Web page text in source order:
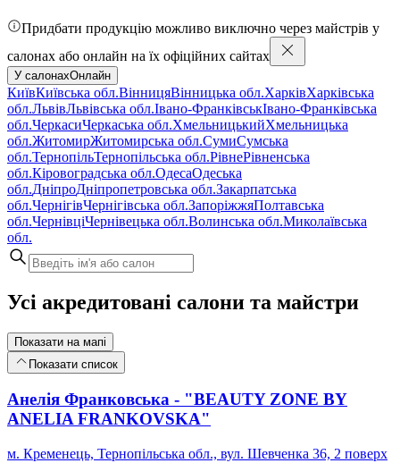
Придбати продукцію можливо виключно через майстрів у
салонах або онлайн на їх офіційних сайтах
У салонахОнлайн
КиївКиївська обл.ВінницяВінницька обл.ХарківХарківська
обл.ЛьвівЛьвівська обл.Івано-ФранківськІвано-Франківська
обл.ЧеркасиЧеркаська обл.ХмельницькийХмельницька
обл.ЖитомирЖитомирська обл.СумиСумська
обл.ТернопільТернопільська обл.РівнеРівненська
обл.Кіровоградська обл.ОдесаОдеська
обл.ДніпроДніпропетровська обл.Закарпатська
обл.ЧернігівЧернігівська обл.ЗапоріжжяПолтавська
обл.ЧернівціЧернівецька обл.Волинська обл.Миколаївська
обл.
Усі акредитовані салони та майстри
Показати на мапі
Показати список
Анелія Франковська - "BEAUTY ZONE BY
ANELIA FRANKOVSKA"
м. Кременець, Тернопільська обл., вул. Шевченка 36, 2 поверх